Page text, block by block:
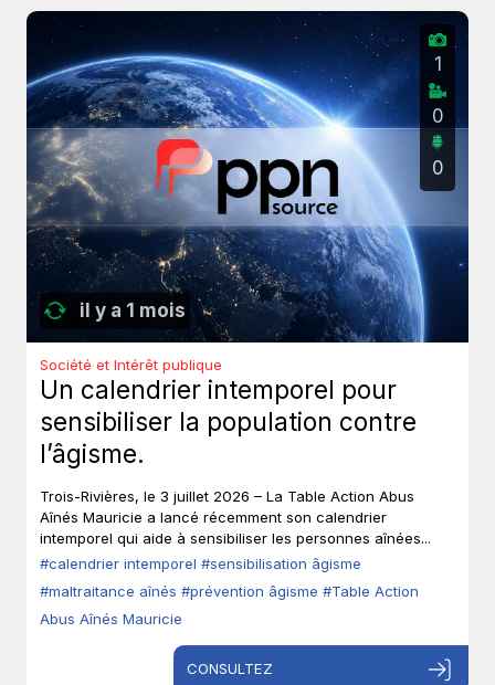
il y a 1 mois
1
0
0
Société et Intérêt publique
Un calendrier intemporel pour
sensibiliser la population contre
l’âgisme.
Trois-Rivières, le 3 juillet 2026 – La Table Action Abus
Aînés Mauricie a lancé récemment son calendrier
intemporel qui aide à sensibiliser les personnes aînées...
#calendrier intemporel #sensibilisation âgisme
#maltraitance aînés #prévention âgisme #Table Action
Abus Aînés Mauricie
CONSULTEZ